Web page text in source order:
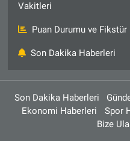
Vakitleri
Puan Durumu ve Fikstür
Son Dakika Haberleri
Son Dakika Haberleri
Ekonomi Haberleri
Spor
Bize